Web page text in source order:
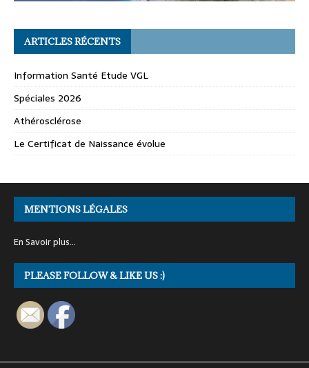
ARTICLES RÉCENTS
Information Santé Etude VGL
Spéciales 2026
Athérosclérose
Le Certificat de Naissance évolue
MENTIONS LÉGALES
En Savoir plus…
PLEASE FOLLOW & LIKE US :)